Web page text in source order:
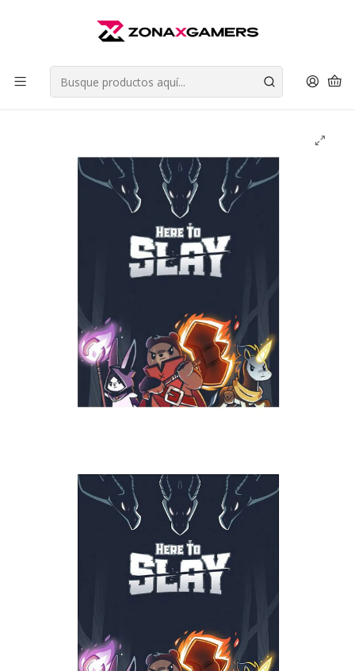
Retiros en Providencia
Leer más
Inicio Juegos de Mesa Juegos de Estrategia Here to Slay